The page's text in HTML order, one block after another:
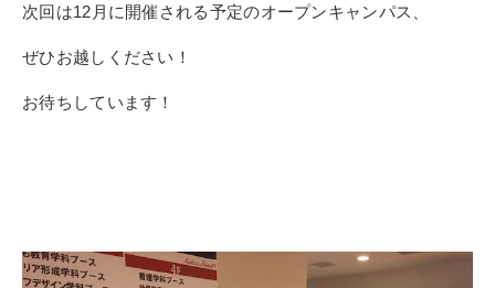
次回は12月に開催される予定のオープンキャンパス、
ぜひお越しください！
お待ちしています！